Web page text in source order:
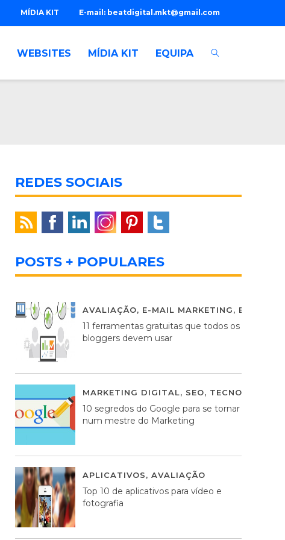
E-mail: beatdigital.mkt@gmail.com
MÍDIA KIT
WEBSITES MÍDIA KIT EQUIPA
REDES SOCIAIS
POSTS + POPULARES
AVALIAÇÃO, E-MAIL MARKETING,
11 ferramentas gratuitas que todos os
bloggers devem usar
MARKETING DIGITAL, SEO, TECNOLOGIA
10 segredos do Google para se tornar
num mestre do Marketing
APLICATIVOS, AVALIAÇÃO
Top 10 de aplicativos para vídeo e
fotografia